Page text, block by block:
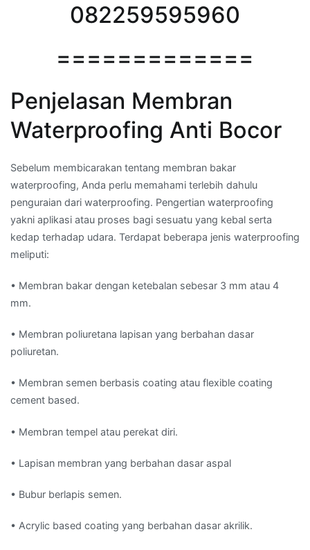
082259595960
=============
Penjelasan Membran
Waterproofing Anti Bocor
Sebelum membicarakan tentang membran bakar
waterproofing, Anda perlu memahami terlebih dahulu
penguraian dari waterproofing. Pengertian waterproofing
yakni aplikasi atau proses bagi sesuatu yang kebal serta
kedap terhadap udara. Terdapat beberapa jenis waterproofing
meliputi:
• Membran bakar dengan ketebalan sebesar 3 mm atau 4
mm.
• Membran poliuretana lapisan yang berbahan dasar
poliuretan.
• Membran semen berbasis coating atau flexible coating
cement based.
• Membran tempel atau perekat diri.
• Lapisan membran yang berbahan dasar aspal
• Bubur berlapis semen.
• Acrylic based coating yang berbahan dasar akrilik.